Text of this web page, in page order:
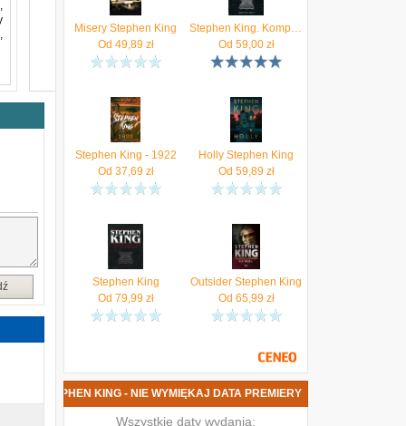
Misery Stephen King
Od 49,89 zł
Stephen King. Kompletny przewodnik po życiu..
Od 59,00zł
Stephen King - 1922
Od 37,69 zł
Holly Stephen King
Od 59,89 zł
Stephen King
Od 79,99 zł
Outsider Stephen King
Od 65,99 zł
STEPHEN KING - NIE WYMIĘKAJ DATA PREMIERY
Wszystkie daty wydania: